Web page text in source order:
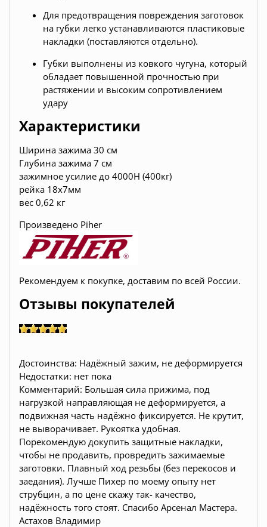
Для предотвращения повреждения заготовок
на губки легко устанавливаются пластиковые
накладки (поставляются отдельно).
Губки выполнены из ковкого чугуна, который
обладает повышенной прочностью при
растяжении и высоким сопротивлением
удару
Характеристики
Ширина зажима 30 см
Глубина зажима 7 см
зажимное усилие до 4000Н (400кг)
рейка 18x7мм
вес 0,62 кг
Произведено Piher
Рекомендуем к покупке, доставим по всей России.
Отзывы покупателей
Достоинства: Надёжный зажим, не деформируется
Недостатки: нет пока
Комментарий: Большая сила прижима, под
нагрузкой направляющая не деформируется, а
подвижная часть надёжно фиксируется. Не крутит,
не выворачивает. Рукоятка удобная.
Порекомендую докупить защитные накладки,
чтобы не продавить, провредить зажимаемые
заготовки. Плавный ход резьбы (без перекосов и
заедания). Лучше Пихер по моему опыту нет
струбцин, а по цене скажу так- качество,
надёжность того стоят. Спасибо Арсенал Мастера.
Астахов Владимир